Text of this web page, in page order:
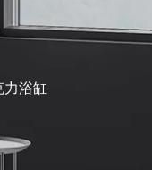
力浴缸